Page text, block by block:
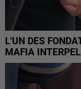
L’UN DES
MAFIA